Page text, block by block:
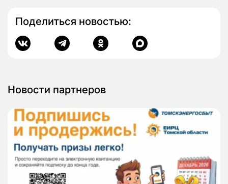
Поделиться новостью:
Новости партнеров